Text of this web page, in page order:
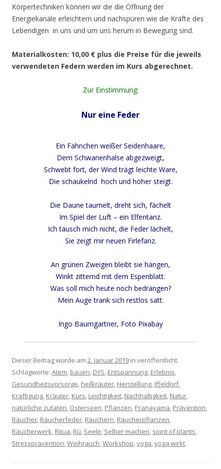
Körpertechniken können wir die die Öffnung der
Energiekanäle erleichtern und nachspüren wie die Kräfte des
Lebendigen in uns und um uns herum in Bewegung sind.
Materialkosten: 10,00 € plus die Preise für die jeweils
verwendeten Federn werden im Kurs abgerechnet.
Zur Einstimmung:
Nur eine Feder
Ein Fähnchen weißer Seidenhaare,
Dem Schwanenhalse abgezweigt,
Schwebt fort, der Wind trägt leichte Ware,
Die schaukelnd hoch und höher steigt.
Die Daune taumelt, dreht sich, fächelt
Im Spiel der Luft – ein Elfentanz.
Ich täusch mich nicht, die Feder lächelt,
Sie zeigt mir neuen Firlefanz.
An grünen Zweigen bleibt sie hängen,
Winkt zitternd mit dem Espenblatt.
Was soll mich heute noch bedrängen?
Mein Auge trank sich restlos satt.
Ingo Baumgartner, Foto Pixabay
Dieser Beitrag wurde am 2. Januar 2019 in veröffentlicht.
Schlagworte: Atem, bauen, DYS, Entspannung, Erlebnis,
Gesundheitsvorsorge, heilkräuter, Herstellung, Iffeldorf,
Kräftigung, Kräuter, Kurs, Leichtigkeit, Nachhaltigkeit, Natur,
natürliche zutaten, Osterseen, Pflanzen, Pranayama, Prävention,
Räucher, Räucherfeder, Räuchern, Räucherpflanzen,
Räucherwerk, Ritua, Rü, Seele, Selber machen, spirit of plants,
Stressprävention,Weihrauch,Workshop,yoga,yoga wirkt.